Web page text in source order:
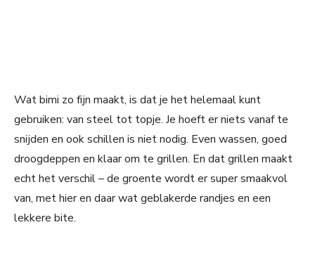
Wat bimi zo fijn maakt, is dat je het helemaal kunt
gebruiken: van steel tot topje. Je hoeft er niets vanaf te
snijden en ook schillen is niet nodig. Even wassen, goed
droogdeppen en klaar om te grillen. En dat grillen maakt
echt het verschil – de groente wordt er super smaakvol
van, met hier en daar wat geblakerde randjes en een
lekkere bite.